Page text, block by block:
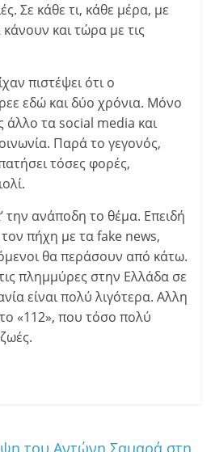
Σε κάθε τι, κάθε μέρα, με
και τώρα με τις
πιστέψει ότι ο
εδώ και δύο χρόνια. Μόνο
άλλο τα social media και
Παρά το γεγονός,
τόσες φορές,
την ανάποδη το θέμα. Επειδή
πήχη με τα fake news,
θα περάσουν από κάτω.
πλημμύρες στην Ελλάδα σε
είναι πολύ λιγότερα. Αλλη
«112», που τόσο πολύ